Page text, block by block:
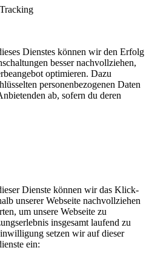
Dienstes können wir den Erfolg
besser nachvollziehen,
optimieren. Dazu
personenbezogenen Daten
ab, sofern du deren
Dienste können wir das Klick-
unserer Webseite nachvollziehen
um unsere Webseite zu
insgesamt laufend zu
setzen wir auf dieser
ein: